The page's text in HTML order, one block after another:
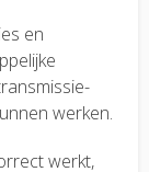
en
werken.
werkt,